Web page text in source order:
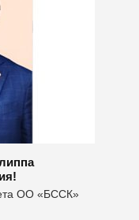
ОО «БССК»